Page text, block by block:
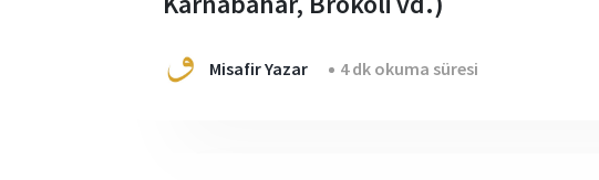
Misafir Yazar 4 dk okuma süresi